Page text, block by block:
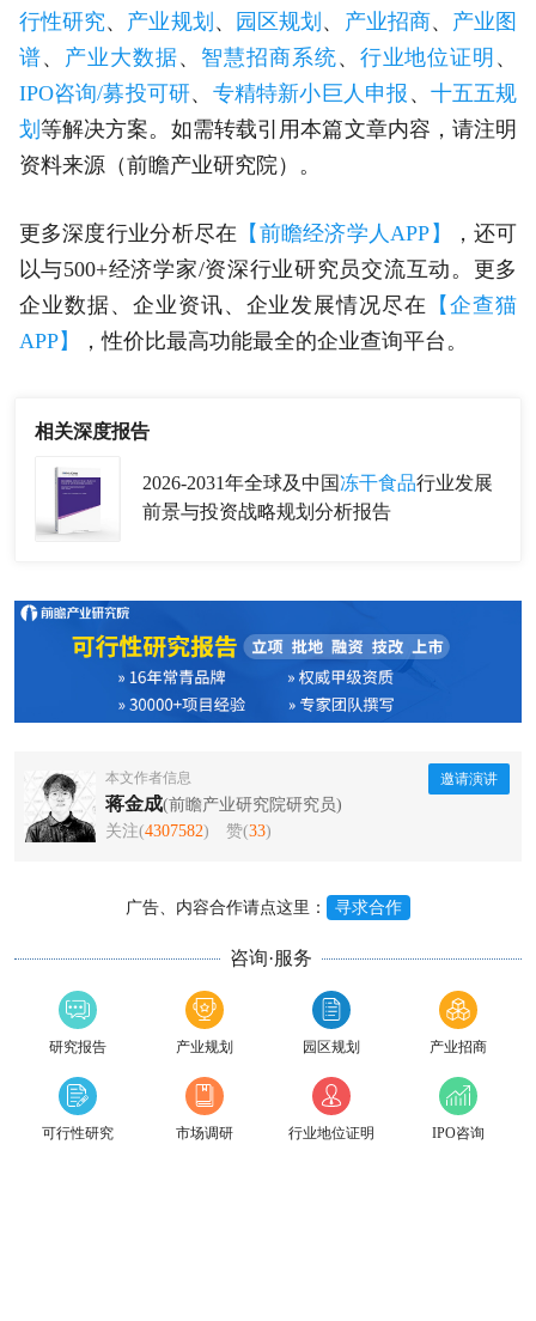
行性研究、 产业规划 、 园区规划 、 产业招商、 产业图
谱、 产业大数据、 智慧招商系统、 行业地位证明 、
IPO咨询/募投可研、 专精特新小巨人申报 、 十五五规
划 等解决方案。如需转载引用本篇文章内容，请注明
资料来源（前瞻产业研究院）。
更多深度行业分析尽在 【前瞻经济学人APP】
，还可
以与500+经济学家/资深行业研究员交流互动。更多
企业数据、企业资讯、企业发展情况尽在
【企查猫
APP】
，性价比最高功能最全的企业查询平台。
相关深度报告
2026-2031年全球及中国冻干食品行业发展
前景与投资战略规划分析报告
本文作者信息
蒋金成(前瞻产业研究院研究员)
关注(4307582) 赞(33)
邀请演讲
广告、内容合作请点这里： 寻求合作
咨询·服务
研究报告 产业规划 园区规划 产业招商
可行性研究 市场调研 行业地位证明 IPO咨询